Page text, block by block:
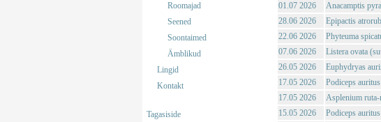
Roomajad
Seened
Soontaimed
Ämblikud
Lingid
Kontakt
Tagasiside
01.07 2026
Anacamptis
28.06 2026
Epipactis
22.06 2026
Phyteuma
07.06 2026
Listera ovata
26.05 2026
Euphydryas
17.05 2026
Podiceps
17.05 2026
Asplenium
15.05 2026
Podiceps